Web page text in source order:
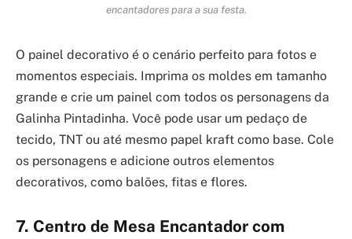
encantadores para a sua festa.
O painel decorativo é o cenário perfeito para fotos e
momentos especiais. Imprima os moldes em tamanho
grande e crie um painel com todos os personagens da
Galinha Pintadinha. Você pode usar um pedaço de
tecido, TNT ou até mesmo papel kraft como base. Cole
os personagens e adicione outros elementos
decorativos, como balões, fitas e flores.
7. Centro de Mesa Encantador com